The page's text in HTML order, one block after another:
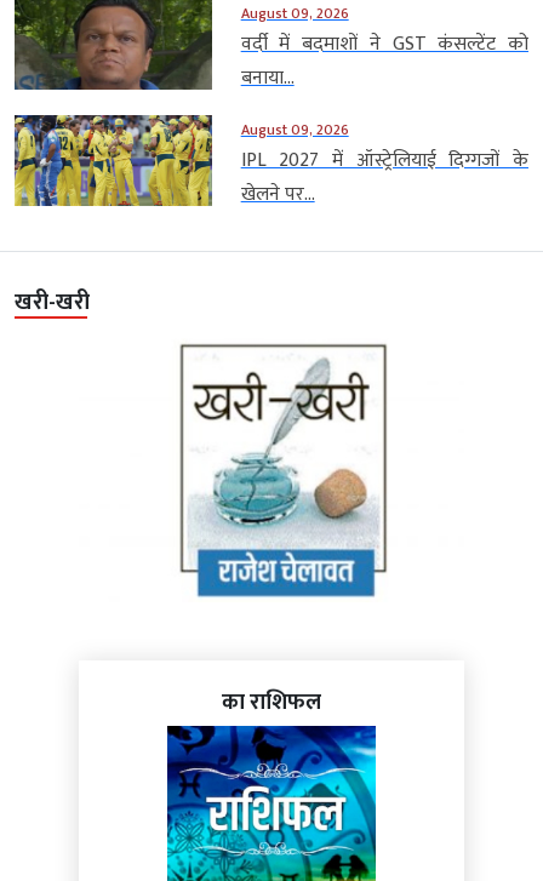
August 09, 2026
वर्दी में बदमाशों ने GST कंसल्टेंट को
बनाया...
August 09, 2026
IPL 2027 में ऑस्ट्रेलियाई दिग्गजों के
खेलने पर...
खरी-खरी
का राशिफल